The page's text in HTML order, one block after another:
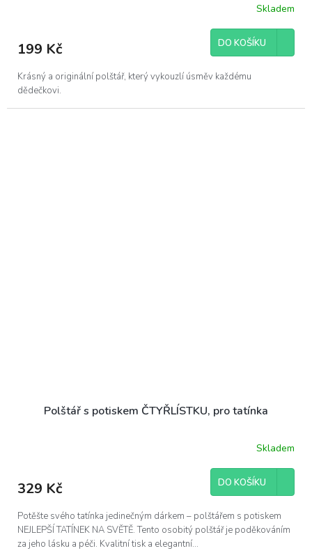
Skladem
199 Kč DO KOŠÍKU
Krásný a originální polštář, který vykouzlí úsměv každému
dědečkovi.
Polštář s potiskem ČTYŘLÍSTKU, pro tatínka
Skladem
329 Kč DO KOŠÍKU
Potěšte svého tatínka jedinečným dárkem – polštářem s potiskem
NEJLEPŠÍ TATÍNEK NA SVĚTĚ. Tento osobitý polštář je poděkováním
za jeho lásku a péči. Kvalitní tisk a elegantní...